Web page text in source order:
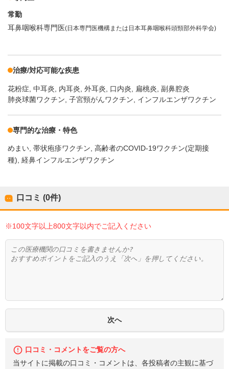
常勤
耳鼻咽喉科専門医(日本専門医機構または日本耳鼻咽喉科頭頸部外科学会)
治療/対応可能な疾患
花粉症 中耳炎 内耳炎 外耳炎 口内炎 扁桃炎 副鼻腔炎
肺炎球菌ワクチン, 子宮頸がんワクチン, インフルエンザワクチン
専門的な治療・特色
めまい 帯状疱疹ワクチン 高齢者のCOVID-19ワクチン(定期接
種) 経鼻インフルエンザワクチン
口コミ (0件)
※100文字以上800文字以内でご記入ください
口コミ・コメントをご覧の方へ
当サイトに掲載の口コミ・コメントは、各投稿者の主観に基づ